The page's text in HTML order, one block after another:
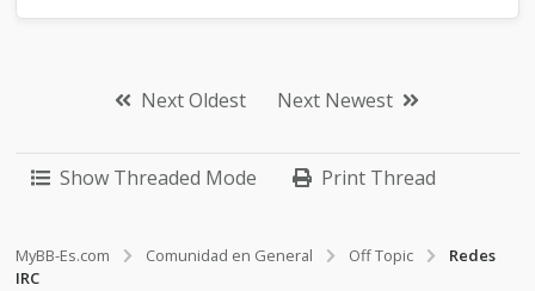
Next Oldest Next Newest
Show Threaded Mode Print Thread
MyBB-Es.com Comunidad en General Off Topic
Redes
IRC